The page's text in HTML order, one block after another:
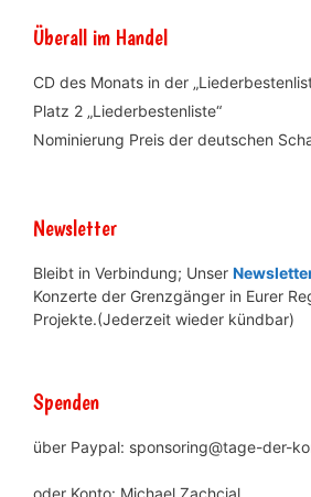
Überall im Handel
CD des Monats in der
Platz 2 „Liederbestenliste“
Nominierung Preis der deutschen
Newsletter
Bleibt in Verbindung; Unser
Konzerte der Grenzgänger in Eurer
Projekte.(Jederzeit wieder kündbar)
Spenden
über Paypal: sponsoring@tage-der-